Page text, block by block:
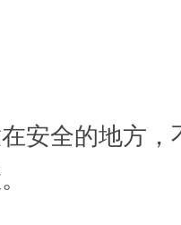
安全的地方